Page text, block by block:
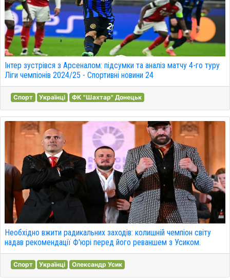
Інтер зустрівся з Арсеналом: підсумки та аналіз матчу 4-го туру
Ліги чемпіонів 2024/25 - Спортивні новини 24
Спорт Українці ФК "Шахтар" Донецьк
Необхідно вжити радикальних заходів: колишній чемпіон світу
надав рекомендації Ф'юрі перед його реваншем з Усиком.
Спорт Українці Олександр Усик